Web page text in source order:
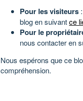
Pour les visiteurs
blog en suivantce
Pour le
nous contacter en
Nous espérons que ce
compréhension.